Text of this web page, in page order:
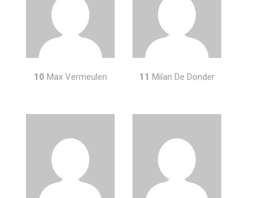
10 Max Vermeulen 11 Milan De Donder